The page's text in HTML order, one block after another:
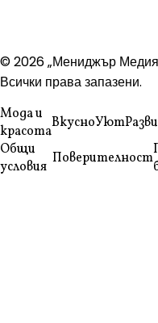
© 2026 „Мениджър
Всички права запазени.
Мода и
красотаВкусноУют
Общи
условия Поверителност